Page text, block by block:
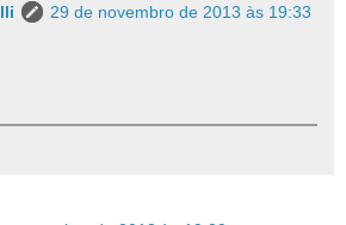
29 de novembro de 2013 às 19:33